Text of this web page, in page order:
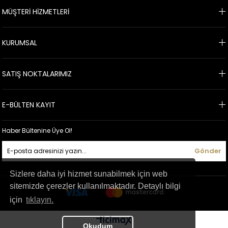
Sizlere daha iyi hizmet sunabilmek için web
sitemizde çerezler kullanılmaktadır. Detaylı bilgi
için tıklayın.
Okudum
değişim gibi avantajlardan da faydalanabilirsiniz.
MÜŞTERİ HİZMETLERİ
KURUMSAL
SATIŞ NOKTALARIMIZ
E-BÜLTEN KAYIT
Haber Bültenine Üye Ol!
Gönder